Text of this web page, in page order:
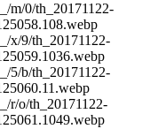
m/0/th_20171122-
x/9/th_20171122-
5/b/th_20171122-
r/o/th_20171122-